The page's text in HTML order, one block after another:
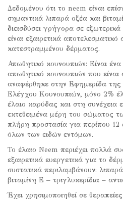
Δεδομένου ότι το neem είναι
σημαντικά λιπαρά οξέα και
διεισδύσει γρήγορα σε
είναι εξαιρετικά
κατεστραμμένου δέρματος.
Απωθητικό κουνουπιών: Είναι
απωθητικό κουνουπιών που
αναφέρθηκε στην Εφημερίδα
Ελέγχου Κουνουπιών, μόνο 2%
έλαιο καρύδας και στη συνέχεια
εκτεθειμένα μέρη του σώματος
πλήρη προστασία για περίπου
όλων των ειδών εντόμων.
Το έλαιο Neem περιέχει πολλά
εξαιρετικά ευεργετικά για το
συστατικά περιλαμβάνουν:
βιταμίνη Ε – τριγλυκερίδια –
Έχει χρησιμοποιηθεί σε